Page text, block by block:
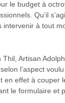
le budget à
Qu’il
intervenir à tout
Artisan
l’aspect
en effet à couper
le formulaire et